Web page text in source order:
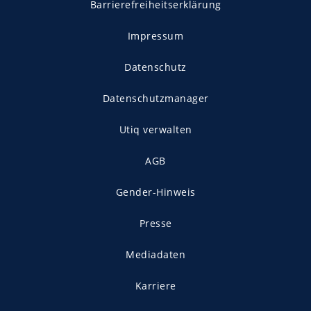
Barrierefreiheitserklärung
Impressum
Datenschutz
Datenschutzmanager
Utiq verwalten
AGB
Gender-Hinweis
Presse
Mediadaten
Karriere